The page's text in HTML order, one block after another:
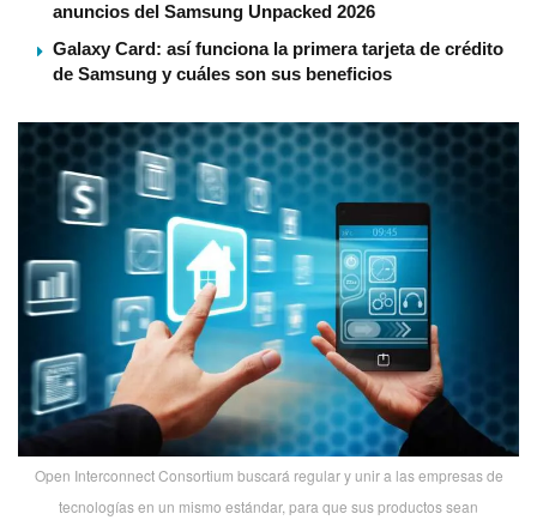
anuncios del Samsung Unpacked 2026
Galaxy Card: así funciona la primera tarjeta de crédito
de Samsung y cuáles son sus beneficios
Open Interconnect Consortium buscará regular y unir a las empresas de
tecnologí­as en un mismo estándar, para que sus productos sean